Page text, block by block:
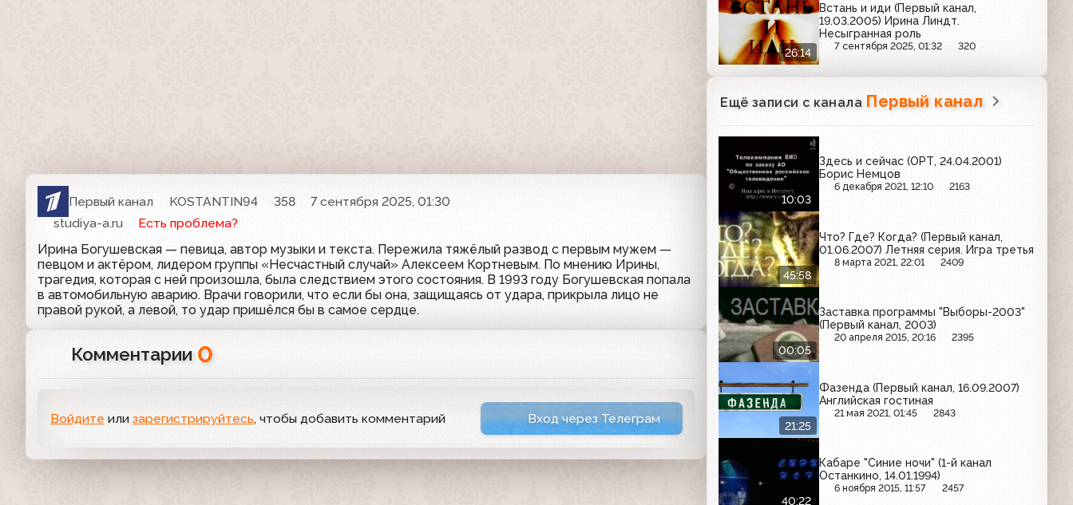
Первый канал KOSTANTIN94 358
7 сентября 2025, 01:30
studiya-a.ru
Есть проблема?
Ирина Богушевская — певица, автор музыки и текста. Пережила тяжёлый развод с первым мужем —
певцом и актёром, лидером группы «Несчастный случай» Алексеем Кортневым. По мнению Ирины,
трагедия, которая с ней произошла, была следствием этого состояния. В 1993 году Богушевская попала
в автомобильную аварию. Врачи говорили, что если бы она, защищаясь от удара, прикрыла лицо не
правой рукой, а левой, то удар пришёлся бы в самое сердце.
Комментарии 0
Войдите или зарегистрируйтесь, чтобы добавить комментарий Вход через Телеграм
26:14
Встань и иди (Первый канал,
19.03.2005) Ирина Линдт.
Несыгранная роль
7 сентября 2025, 01:32 320
Ещё записи с канала Первый канал
10:03
Здесь и сейчас (ОРТ, 24.04.2001)
Борис Немцов
6 декабря 2021, 12:10 2163
45:58
Что? Где? Когда? (Первый канал,
01.06.2007) Летняя серия. Игра третья
8 марта 2021, 22:01 2409
00:05
Заставка программы "Выборы-2003"
(Первый канал, 2003)
20 апреля 2015, 20:16 2395
21:25
Фазенда (Первый канал, 16.09.2007)
Английская гостиная
21 мая 2021, 01:45 2843
40:22
Кабаре "Синие ночи" (1-й канал
Останкино, 14.01.1994)
6 ноября 2015, 11:57 2457